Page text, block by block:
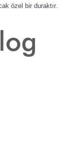
özel bir duraktır.